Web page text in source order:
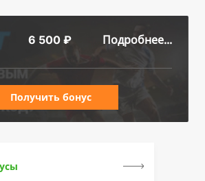
6 500 ₽ Подробнее...
Получить бонус